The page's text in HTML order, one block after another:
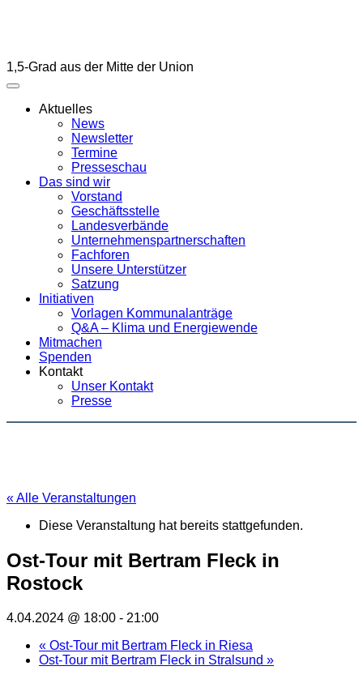
1,5-Grad aus der Mitte der Union
Aktuelles
News
Newsletter
Termine
Presseschau
Das sind wir
Vorstand
Geschäftsstelle
Landesverbände
Unternehmenspartnerschaften
Fachforen
Unsere Unterstützer
Satzung
Initiativen
Vorlagen Kommunalanträge
Q&A – Klima und Energiewende
Mitmachen
Spenden
Kontakt
Unser Kontakt
Presse
« Alle Veranstaltungen
Diese Veranstaltung hat bereits stattgefunden.
Ost-Tour mit Bertram Fleck in
Rostock
4.04.2024 @ 18:00 - 21:00
« Ost-Tour mit Bertram Fleck in Riesa
Ost-Tour mit Bertram Fleck in Stralsund »